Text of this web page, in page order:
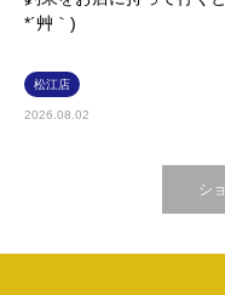
*´艸｀)
松江店
2026.08.02
シ